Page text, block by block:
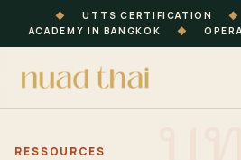
◆ UTTS CERTIFICATION ◆
ACADEMY IN BANGKOK
◆
RESSOURCES